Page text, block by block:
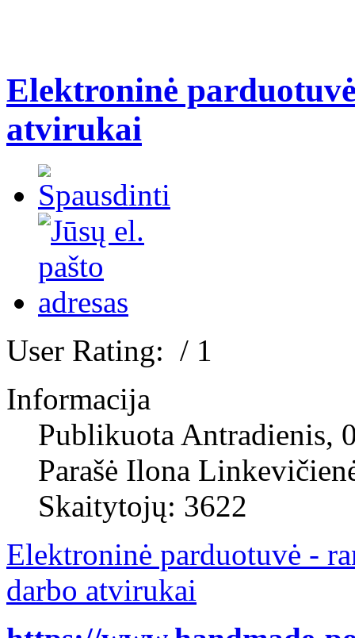
Elektroninė
atvirukai
User Rating: / 1
Informacija
Publikuota Antradienis,
Parašė Ilona
Skaitytojų: 3622
Elektroninė parduotuvė -
darbo atvirukai